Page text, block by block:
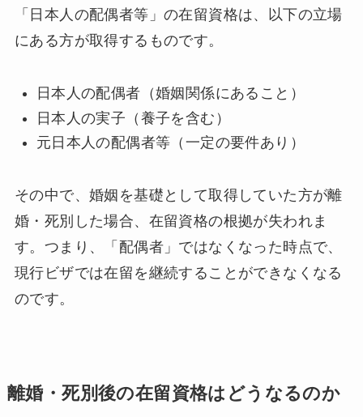
「日本人の配偶者等」の在留資格は、以下の立場
にある方が取得するものです。
日本人の配偶者（婚姻関係にあること）
日本人の実子（養子を含む）
元日本人の配偶者等（一定の要件あり）
その中で、婚姻を基礎として取得していた方が離
婚・死別した場合、在留資格の根拠が失われま
す。つまり、「配偶者」ではなくなった時点で、
現行ビザでは在留を継続することができなくなる
のです。
離婚・死別後の在留資格はどうなるのか